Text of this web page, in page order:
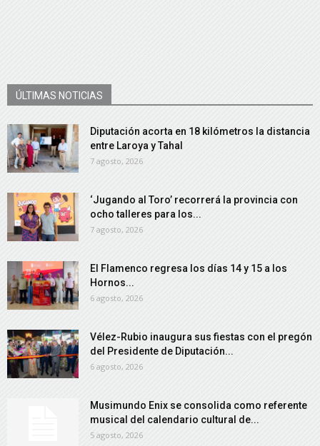
ÚLTIMAS NOTICIAS
Diputación acorta en 18 kilómetros la distancia
entre Laroya y Tahal
7 agosto, 2026
‘Jugando al Toro’ recorrerá la provincia con
ocho talleres para los...
7 agosto, 2026
El Flamenco regresa los días 14 y 15 a los
Hornos...
6 agosto, 2026
Vélez-Rubio inaugura sus fiestas con el pregón
del Presidente de Diputación...
6 agosto, 2026
Musimundo Enix se consolida como referente
musical del calendario cultural de...
5 agosto, 2026